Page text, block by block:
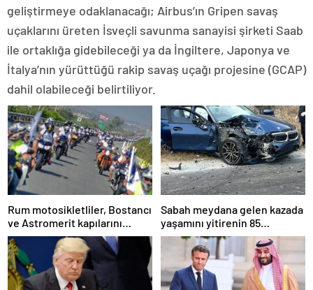
geliştirmeye odaklanacağı; Airbus’ın Gripen savaş
uçaklarını üreten İsveçli savunma sanayisi şirketi Saab
ile ortaklığa gidebileceği ya da İngiltere, Japonya ve
İtalya’nın yürüttüğü rakip savaş uçağı projesine (GCAP)
dahil olabileceği belirtiliyor.
Rum motosikletliler, Bostancı
ve Astromerit kapılarını
bugün “kısa süreliğine
kapatacak”
Sabah meydana gelen kazada
yaşamını yitirenin 85
yaşındaki Turan Obalı olduğu
açıklandı